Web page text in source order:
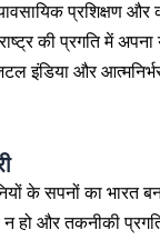
प्रशिक्षण
की प्रगति में अपना
इंडिया और
के सपनों का भारत
न हो और तकनीकी